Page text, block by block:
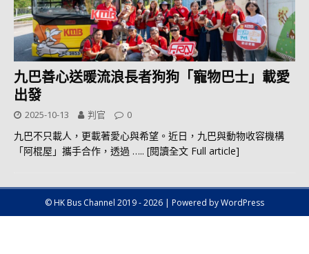
九巴善心送暖流浪長者狗狗「寵物巴士」載愛
出發
2025-10-13 判官 0
九巴不只載人，更載著愛心與希望。近日，九巴與動物收容機構
「阿棍屋」攜手合作，透過 ….. [閱讀全文 Full article]
© HK Bus Channel 2019 - 2026 | Powered by WordPress